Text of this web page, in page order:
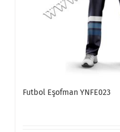
Futbol Eşofman YNFE023